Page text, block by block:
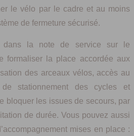
le vélo par le cadre et au moins
de fermeture sécurisé.
dans la note de service sur le
formaliser la place accordée aux
des arceaux vélos, accès au
stationnement des cycles et
bloquer les issues de secours, par
de durée. Vous pouvez aussi
mises en place :